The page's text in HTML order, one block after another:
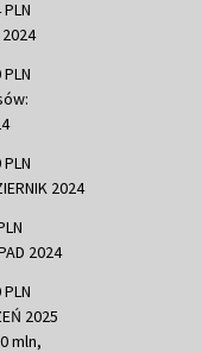
2024
2024
2025
mln,